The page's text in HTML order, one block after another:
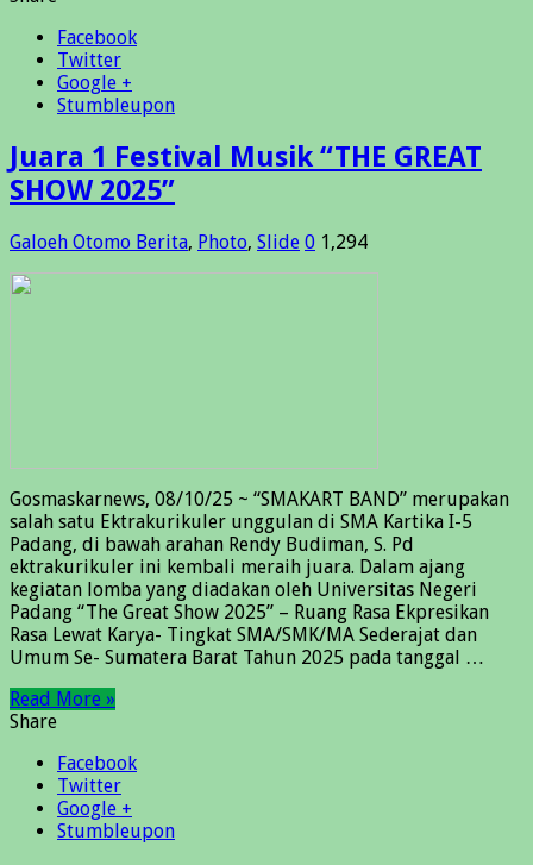
Facebook
Twitter
Google +
Stumbleupon
Juara 1 Festival Musik “THE GREAT
SHOW 2025”
Galoeh Otomo Berita, Photo, Slide 0 1,294
Gosmaskarnews, 08/10/25 ~ “SMAKART BAND” merupakan
salah satu Ektrakurikuler unggulan di SMA Kartika I-5
Padang, di bawah arahan Rendy Budiman, S. Pd
ektrakurikuler ini kembali meraih juara. Dalam ajang
kegiatan lomba yang diadakan oleh Universitas Negeri
Padang “The Great Show 2025” – Ruang Rasa Ekpresikan
Rasa Lewat Karya- Tingkat SMA/SMK/MA Sederajat dan
Umum Se- Sumatera Barat Tahun 2025 pada tanggal …
Read More »
Share
Facebook
Twitter
Google +
Stumbleupon